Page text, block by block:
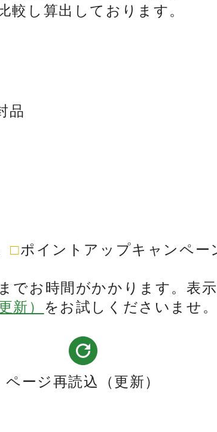
較し算出しております。
品
□ポイントアップキャンペー
でお時間がかかります。表
新） をお試しくださいませ
ページ再読込（更新）